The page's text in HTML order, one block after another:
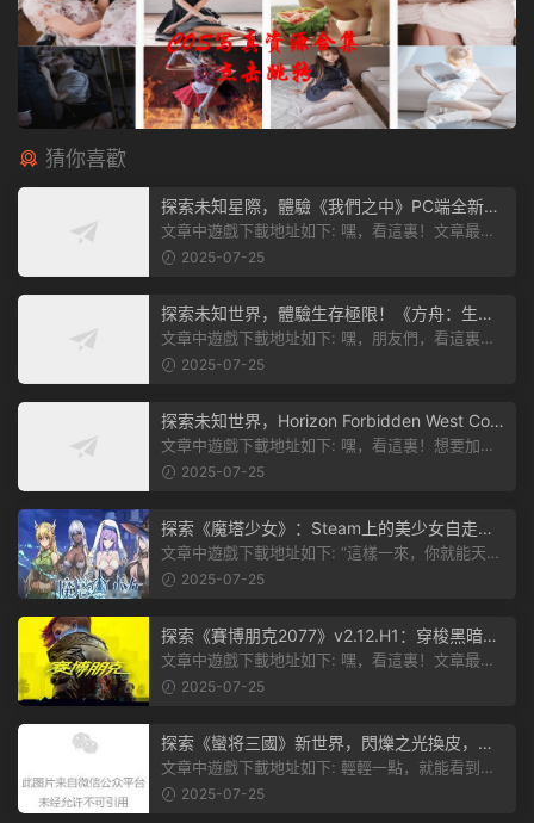
猜你喜歡
探索未知星際，體驗《我們之中》PC端全新版
本
文章中遊戲下載地址如下: 嘿，看這裏！文章最後
有個圖片，點一下就能加入我們遊...
2025-07-25
探索未知世界，體驗生存極限！《方舟：生存
飛升》v38.9中文版全新升級！
文章中遊戲下載地址如下: 嘿，朋友們，看這裏！
《方舟：生存飛升》這個遊戲超火...
2025-07-25
探索未知世界，Horizon Forbidden West Com
plete Edition正式發布！
文章中遊戲下載地址如下: 嘿，看這裏！想要加入
遊戲資源分享群，就點文章最後那...
2025-07-25
探索《魔塔少女》：Steam上的美少女自走
棋，戰鬥與策略的雙重盛宴！
文章中遊戲下載地址如下: “這樣一來，你就能天天
2025-07-25
探索《賽博朋克2077》v2.12.H1：穿梭黑暗都
市，感受未來世界的震撼
文章中遊戲下載地址如下: 嘿，看這裏！文章最後
有個圖片，點一下就能加入我們的...
2025-07-25
探索《蠻将三國》新世界，閃爍之光換皮，共
赴手遊盛宴！
文章中遊戲下載地址如下: 輕輕一點，就能看到原
文。 滑動一下屏幕，就能看到...
2025-07-25